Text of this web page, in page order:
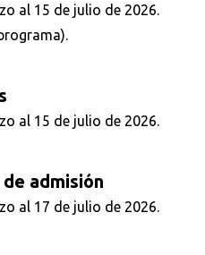
al 15 de julio de 2026.
al 15 de julio de 2026.
admisión
al 17 de julio de 2026.